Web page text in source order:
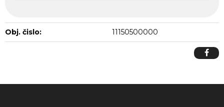
Obj. čislo: 11150500000